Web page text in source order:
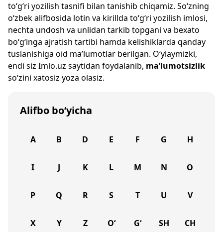
to‘g‘ri yozilish tasnifi bilan tanishib chiqamiz. So‘zning
o‘zbek alifbosida lotin va kirillda to‘g‘ri yozilish imlosi,
nechta undosh va unlidan tarkib topgani va bexato
bo‘g‘inga ajratish tartibi hamda kelishiklarda qanday
tuslanishiga oid ma’lumotlar berilgan. O‘ylaymizki,
endi siz Imlo.uz saytidan foydalanib, ma’lumotsizlik
so‘zini xatosiz yoza olasiz.
Alifbo bo‘yicha
A B D E F G H
I J K L M N O
P Q R S T U V
X Y Z O‘ G‘ SH CH